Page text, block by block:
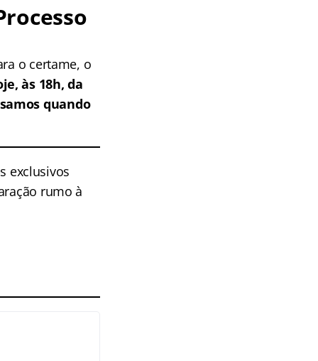
o certame, o
às 18h, da
quando
exclusivos
rumo à